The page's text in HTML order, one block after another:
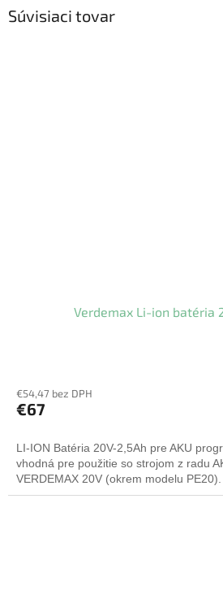
Súvisiaci tovar
Verdemax Li-ion batéria
€54,47 bez DPH
€67
LI-ION Batéria 20V-2,5Ah pre AKU
vhodná pre použitie so strojom z radu
VERDEMAX 20V (okrem modelu PE20).